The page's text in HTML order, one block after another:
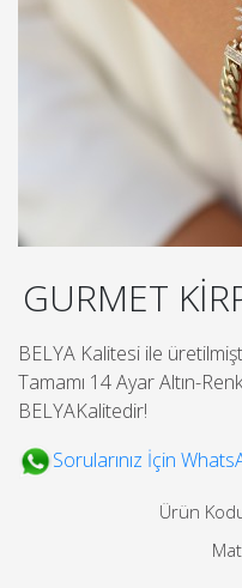
GURMET
BELYA Kalitesi ile
Tamamı 14 Ayar Altın-
BELYAKalitedir!
Sorularınız İçin
Ürün